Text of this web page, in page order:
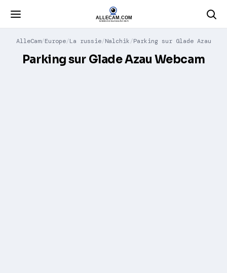
AlleCam Europe La russie Nalchik Parking sur Glade Azau
Parking sur Glade Azau Webcam